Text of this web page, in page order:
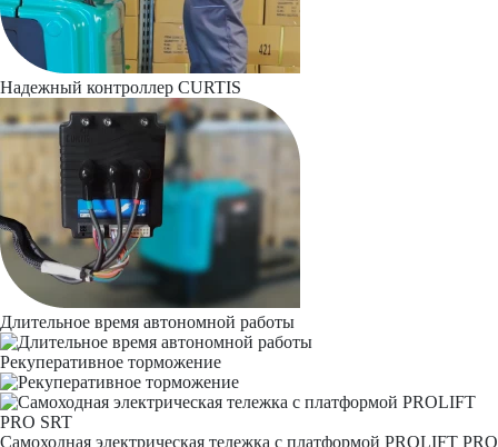
Надежный контроллер CURTIS
Длительное время автономной работы
Рекуперативное торможение
Самоходная электрическая тележка с платформой PROLIFT PRO